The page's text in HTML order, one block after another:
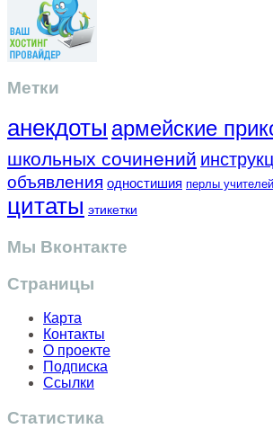
Метки
анекдоты армейские
школьных сочинений
объявления одностишия перлы учителей
цитаты этикетки
Мы Вконтакте
Страницы
Карта
Контакты
О проекте
Подписка
Ссылки
Статистика